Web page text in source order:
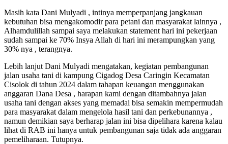
Masih kata Dani Mulyadi , intinya memperpanjang jangkauan
kebutuhan bisa mengakomodir para petani dan masyarakat lainnya ,
Alhamdulillah sampai saya melakukan statement hari ini pekerjaan
sudah sampai ke 70% Insya Allah di hari ini merampungkan yang
30% nya , terangnya.
Lebih lanjut Dani Mulyadi mengatakan, kegiatan pembangunan
jalan usaha tani di kampung Cigadog Desa Caringin Kecamatan
Cisolok di tahun 2024 dalam tahapan keuangan menggunakan
anggaran Dana Desa , harapan kami dengan ditambahnya jalan
usaha tani dengan akses yang memadai bisa semakin mempermudah
para masyarakat dalam mengelola hasil tani dan perkebunannya ,
namun demikian saya berharap jalan ini bisa dipelihara karena kalau
lihat di RAB ini hanya untuk pembangunan saja tidak ada anggaran
pemeliharaan. Tutupnya.